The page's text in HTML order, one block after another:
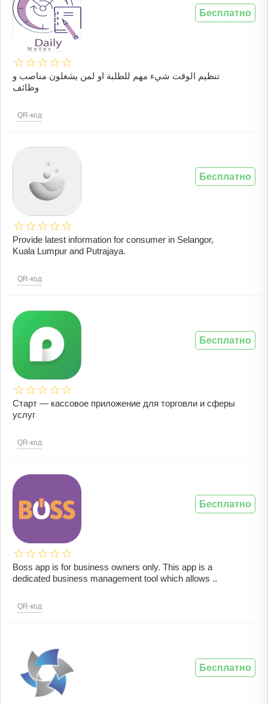
تنظيم الوقت شيء مهم للطلبة او لمن يشغلون مناصب و
وظائف
QR-код
Бесплатно
Provide latest information for consumer in Selangor,
Kuala Lumpur and Putrajaya.
QR-код
Бесплатно
Старт — кассовое приложение для торговли и сферы
услуг
QR-код
Бесплатно
Boss app is for business owners only. This app is a
dedicated business management tool which allows ..
QR-код
Бесплатно
Бесплатно